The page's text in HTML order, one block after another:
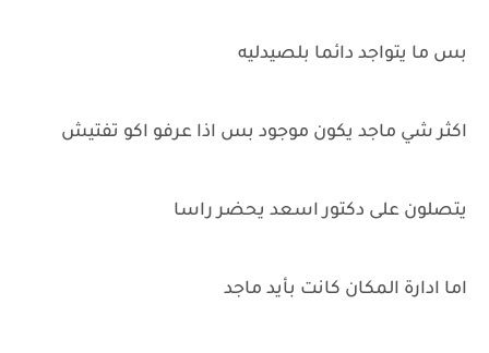
بس ما يتواجد دائما بلصيدليه
اكثر شي ماجد يكون موجود بس اذا عرفو اكو تفتيش
يتصلون على دكتور اسعد يحضر راسا
اما ادارة المكان كانت بأيد ماجد